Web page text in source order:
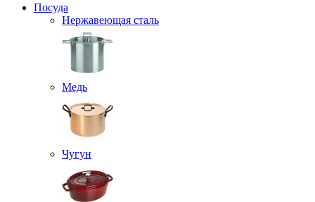
Посуда
Нержавеющая сталь
Медь
Чугун